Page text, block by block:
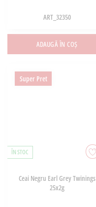
ART_32350
ADAUGĂ ÎN COȘ
Super Pret
ÎN STOC
Ceai Negru Earl Grey Twinings
25x2g